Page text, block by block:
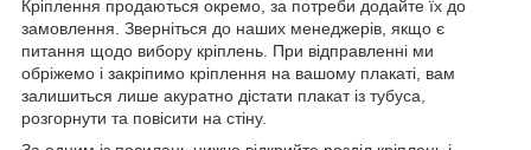
Кріплення продаються окремо, за потреби додайте їх до
замовлення. Зверніться до наших менеджерів, якщо є
питання щодо вибору кріплень. При відправленні ми
обріжемо і закріпимо кріплення на вашому плакаті, вам
залишиться лише акуратно дістати плакат із тубуса,
розгорнути та повісити на стіну.